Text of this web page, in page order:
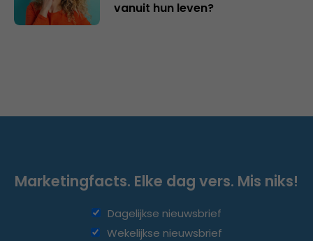
vanuit hun leven?
Marketingfacts. Elke dag vers. Mis niks!
Dagelijkse nieuwsbrief
Wekelijkse nieuwsbrief